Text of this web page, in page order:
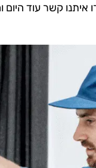
איתנו קשר עוד היום